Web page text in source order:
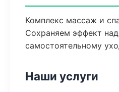
Комплекс массаж и
Сохраняем эффект
самостоятельному
Наши услуги